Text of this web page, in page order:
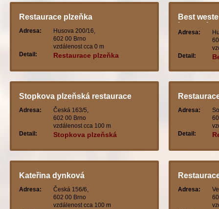
Restaurace plzeňka
Adresa:
Husova 200/16,
602 00 Brno
vzdálenost cca 0 m
Detail:
Restaurace plzeňka
Best
Adresa:
Detail:
Stopkova plzeňská restaurace
Adresa:
Česká 163/5,
602 00 Brno
vzdálenost cca 100 m
Detail:
Stopkova plzeňská
Adresa:
Detail:
Kateřina dynková
Adresa:
Česká 156/6,
602 00 Brno
vzdálenost cca 100 m
Adresa: